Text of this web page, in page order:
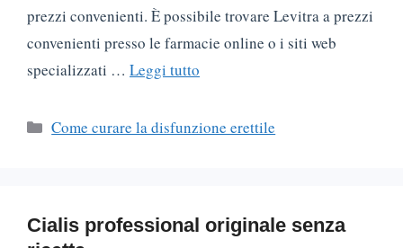
prezzi convenienti. È possibile trovare Levitra a prezzi
convenienti presso le farmacie online o i siti web
specializzati … Leggi tutto
Categorie
Come curare la disfunzione erettile
Сialis professional originale senza